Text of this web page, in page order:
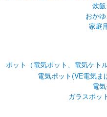
炊
おか
家庭
ポット（電気ポット、電気ケト
電気ポット(VE電気ま
電
ガラスポッ